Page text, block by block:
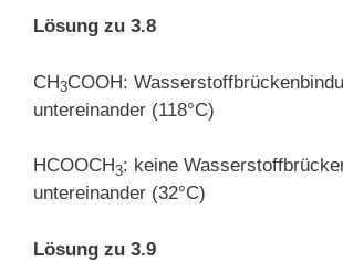
Lösung zu 3.8
CH3COOH:
untereinander (118°C)
HCOOCH3: keine
untereinander (32°C)
Lösung zu 3.9